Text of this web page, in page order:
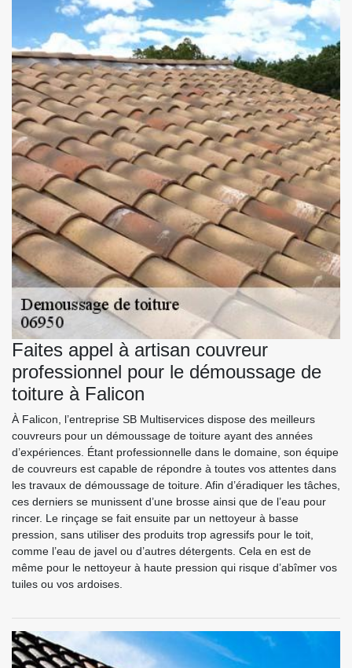
Faites appel à artisan couvreur
professionnel pour le démoussage de
toiture à Falicon
À Falicon, l’entreprise SB Multiservices dispose des meilleurs
couvreurs pour un démoussage de toiture ayant des années
d’expériences. Étant professionnelle dans le domaine, son équipe
de couvreurs est capable de répondre à toutes vos attentes dans
les travaux de démoussage de toiture. Afin d’éradiquer les tâches,
ces derniers se munissent d’une brosse ainsi que de l’eau pour
rincer. Le rinçage se fait ensuite par un nettoyeur à basse
pression, sans utiliser des produits trop agressifs pour le toit,
comme l’eau de javel ou d’autres détergents. Cela en est de
même pour le nettoyeur à haute pression qui risque d’abîmer vos
tuiles ou vos ardoises.